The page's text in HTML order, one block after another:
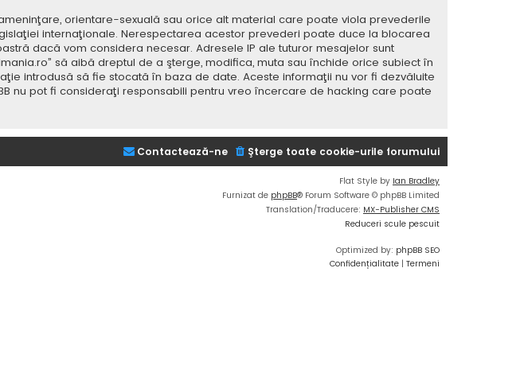
orientare-sexuală sau orice alt material care poate viola prevederile
internaţionale. Nerespectarea acestor prevederi poate duce la blocarea
dacă vom considera necesar. Adresele IP ale tuturor mesajelor sunt
să aibă dreptul de a şterge, modifica, muta sau închide orice subiect în
introdusă să fie stocată în baza de date. Aceste informaţii nu vor fi dezvăluite
nu pot fi consideraţi responsabili pentru vreo încercare de hacking care poate
Şterge toate cookie-urile forumului
Contactează-ne
Flat Style by Ian Bradley
Furnizat de phpBB® Forum Software © phpBB Limited
Translation/Traducere: MX-Publisher CMS
Reduceri scule pescuit
Optimized by: phpBB SEO
Confidențialitate | Termeni